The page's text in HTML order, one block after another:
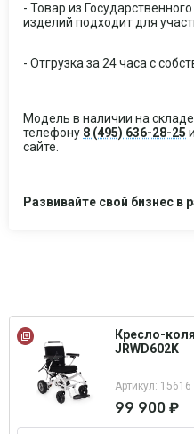
- Товар из
изделий подходит для
- Отгрузка за 24 часа с
Модель в наличии на
телефону 8 (495) 636-28-25
сайте.
Развивайте свой бизнес
Кресло-
JRWD602K
Артикул: 15616
99 900 ₽